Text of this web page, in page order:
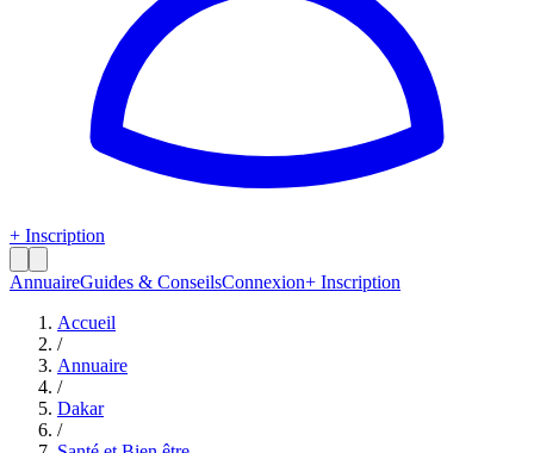
+ Inscription
AnnuaireGuides & ConseilsConnexion+ Inscription
Accueil
/
Annuaire
/
Dakar
/